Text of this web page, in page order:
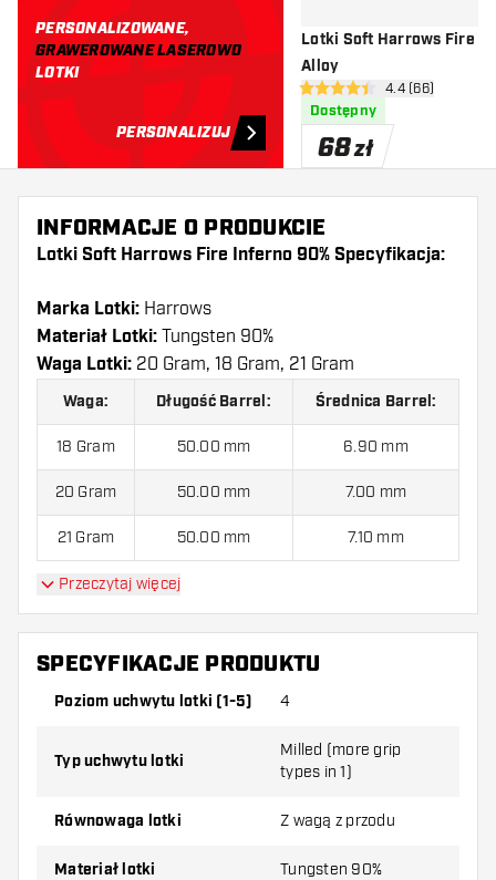
PERSONALIZOWANE,
GRAWEROWANE LASEROWO
LOTKI
PERSONALIZUJ
Lotki Soft Harrows Fire
Alloy
otwórz panel
4.4 gwiazdki oceny
4.4 (66)
Dostępny
68zł
INFORMACJE O PRODUKCIE
Lotki Soft Harrows Fire Inferno 90% Specyfikacja:
Marka Lotki: Harrows
Materiał Lotki: Tungsten 90%
Waga Lotki: 20 Gram, 18 Gram, 21 Gram
Waga: Długość Barrel: Średnica Barrel:
18 Gram 50.00 mm 6.90 mm
20 Gram 50.00 mm 7.00 mm
21 Gram 50.00 mm 7.10 mm
Lotki Soft Harrows Fire Inferno 90% jest
Przeczytaj więcej
SPECYFIKACJE PRODUKTU
Poziom uchwytu lotki (1-5) 4
Typ uchwytu lotki
Milled (more grip
types in 1)
Równowaga lotki Z wagą z przodu
Materiał lotki Tungsten 90%